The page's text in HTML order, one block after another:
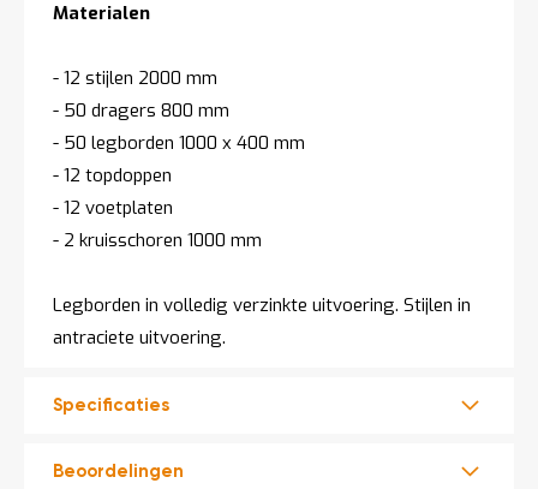
Materialen
- 12 stijlen 2000 mm
- 50 dragers 800 mm
- 50 legborden 1000 x 400 mm
- 12 topdoppen
- 12 voetplaten
- 2 kruisschoren 1000 mm
Legborden in volledig verzinkte uitvoering. Stijlen in
antraciete uitvoering.
Specificaties
Beoordelingen